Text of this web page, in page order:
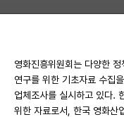
영화진흥위원회는 다양한
연구를 위한 기초자료 수집
업체조사를 실시하고 있다.
위한 자료로서, 한국 영화산